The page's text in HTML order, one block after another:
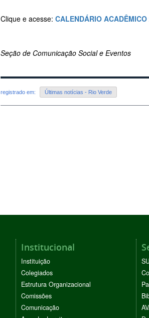
Clique e acesse: CALENDÁRIO
Seção de Comunicação Social e Eventos
registrado em: Últimas notícias - Rio Verde
Institucional
Instituição
Colegiados
Estrutura Organizacional
Comissões
Comunicação